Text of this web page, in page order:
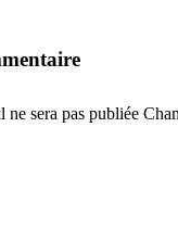
ne sera pas publiée